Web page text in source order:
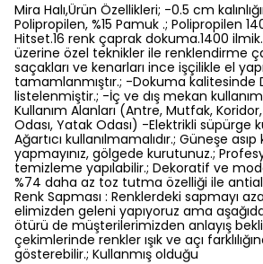
Mira Halı,Ürün Özellikleri; -0.5 cm
Polipropilen, %15 Pamuk .; Polipropilen
Hitset.16 renk çaprak dokuma.1400
üzerine özel teknikler ile renklendirme
saçakları ve kenarları ince işçilikle el
tamamlanmıştır.; -Dokuma kalitesinde
listelenmiştir.; -İç ve dış mekan
Kullanım Alanları (Antre, Mutfak,
Odası, Yatak Odası) -Elektrikli süpürge
Ağartıcı kullanılmamalıdır.; Güneşe
yapmayınız, gölgede kurutunuz.;
temizleme yapılabilir.; Dekoratif ve
%74 daha az toz tutma özelliği ile
Renk Sapması : Renklerdeki sapmayı
elimizden geleni yapıyoruz ama
ötürü de müşterilerimizden anlayış
çekimlerinde renkler ışık ve açı
gösterebilir.; Kullanmış olduğu